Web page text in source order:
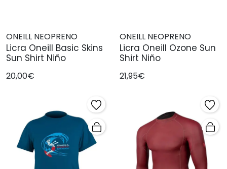
ONEILL NEOPRENO
Licra Oneill Basic Skins
Sun Shirt Niño
20,00€
ONEILL NEOPRENO
Licra Oneill Ozone Sun
Shirt Niño
21,95€